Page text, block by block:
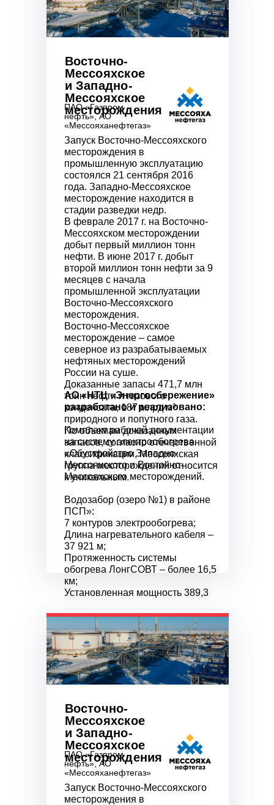
кВт.
АО «НТЦ «Энергосбережение»
разработано и реализовано:
Комплект рабочей документации
на систему электрообогрева
«Обустройство Западно-
Мессояхского и Восточно-
Мессояхского месторождений.
Водозабор (озеро №1) в районе
ПСП»:
7 контуров электрообогрева;
Длина нагревательного кабеля –
37 921 м;
Протяженность системы
обогрева ЛонгСОВТ – более 16,5
км;
Установленная мощность 389,3
Запуск Восточно-Мессояхского
месторождения в
промышленную эксплуатацию
состоялся 21 сентября 2016
года. Западно-Мессояхское
месторождение находится в
стадии разведки недр.
В феврале 2017 г. на Восточно-
Мессояхском месторождении
добыт первый миллион тонн
нефти. В июне 2017 г. добыт
второй миллион тонн нефти за 9
месяцев с начала
промышленной эксплуатации
Восточно-Мессояхского
месторождения.
Восточно-Мессояхское
месторождение – самое
северное из разрабатываемых
нефтяных месторождений
России на суше.
Доказанные запасы 471,7 млн
тонн нефти и газового
конденсата, 187 млрд м³
природного и попутного газа.
По объемам доказанных
запасов, согласно отечественной
классификации, Мессояхская
группа месторождений относится
к уникальным.
ПАО «Газпром
нефть», АО
«Мессояханефтегаз»
Восточно-
Мессояхское
и Западно-
Мессояхское
месторождения
Запуск Восточно-Мессояхского
месторождения в
ПАО «Газпром
нефть», АО
«Мессояханефтегаз»
Восточно-
Мессояхское
и Западно-
Мессояхское
месторождения